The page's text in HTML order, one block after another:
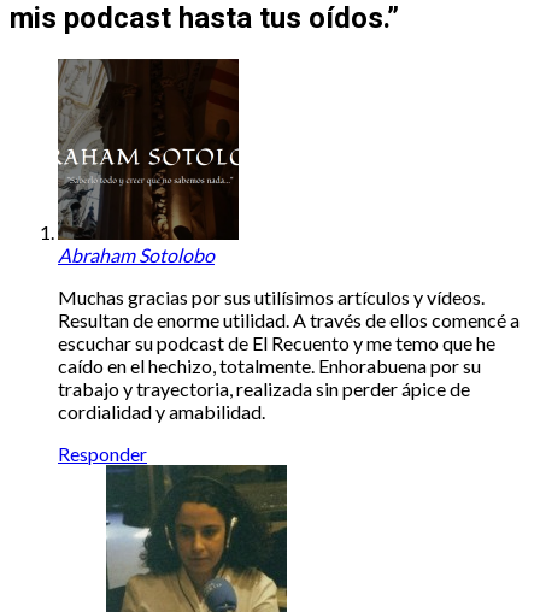
mis podcast hasta tus oídos.”
Abraham Sotolobo
Muchas gracias por sus utilísimos artículos y vídeos.
Resultan de enorme utilidad. A través de ellos comencé a
escuchar su podcast de El Recuento y me temo que he
caído en el hechizo, totalmente. Enhorabuena por su
trabajo y trayectoria, realizada sin perder ápice de
cordialidad y amabilidad.
Responder